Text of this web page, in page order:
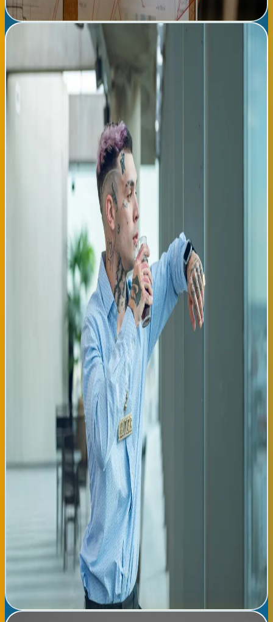
Leer noticia completa →
Feid revoluciona la escena urbana con 'Nocturno Infinito':
nuevo reggaetón que domina streaming
El artista colombiano Feid lanza hoy su esperado sencillo
'Nocturno Infinito', una producción reggaetón que llega con
características de beat trap y elementos experimentales que
están revolucionando las plataformas digitales en toda América
Latina y Europa. La canción fue producida por el reconocido
beatmaker español Iker Ramírez, quien ha trabajado
previamente con grandes nombres de la escena urbana global. El
tema, disponible en todas las plataformas de streaming desde
las 00:01 horas, combina la esencia melódica característica de
Feid con texturas sonoras minimalistas que lo posicionan como
una de las propuestas más innovadoras de agosto. En las
primeras tres horas de lanzamiento, 'Nocturno Infinito' ya
acumula más de 2.3 millones de reproduciones en Spotify. Desde
el País Vasco, la comunidad latina celebra este lanzamiento
como una continuidad de la dominancia reggaetón en la música
latina urbana. Feid, quien ha consolidado su carrera en los
últimos dos años como uno de los artistas emergentes más
relevantes de Colombia, continúa expandiendo su alcance global
con colaboraciones estratégicas con productores europeos. La
canción fue grabada parcialmente en Barcelona y mezcla en
Bilbao, haciendo que la producción tenga una firma técnica
completamente hispanoeuropea. El video musical, dirigido por el
cineasta vasco Jon Aizpuru, ya ha generado expectativa en redes
sociales con teasers que muestran la estética visual del tema.
La estructura musical de 'Nocturno Infinito' se articula en
torno a un sintetizador nostálgico que evoca los sonidos
ochenteros, combinado con 808s pesados típicos del trap latino
contemporáneo. Las letras de Feid mantienen su característica
profundidad lírica, abordando temas de soledad urbana,
aspiración y resistencia emocional. El artista ha confirmado en
entrevistas previas que este tema representa una evolución
natural en su sonoridad, alejándose del reggaetón puro hacia
una zona gris entre géneros que caracteriza la música urbana
de nueva generación. La dirección artística detrás de 'Nocturno
Infinito' sugiere que Feid continúa su camino hacia la
consolidación como artista intergeneracional, atrayendo tanto
a aficionados clásicos del reggaetón como a oyentes jóvenes de
géneros alternativos. En Radio Tropical, creemos que este
lanzamiento refuerza el lugar de Feid en la conversación sobre
los futuros íconos de la música latina, especialmente
considerando su apertura a colaboraciones transnacionales que
amplían la influencia cultural hispanoamericana en Europa.
Leer noticia completa →